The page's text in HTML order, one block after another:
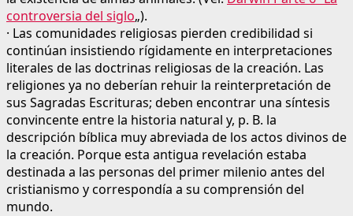
controversia del siglo„).
· Las comunidades religiosas pierden credibilidad si
continúan insistiendo rígidamente en interpretaciones
literales de las doctrinas religiosas de la creación. Las
religiones ya no deberían rehuir la reinterpretación de
sus Sagradas Escrituras; deben encontrar una síntesis
convincente entre la historia natural y, p. B. la
descripción bíblica muy abreviada de los actos divinos de
la creación. Porque esta antigua revelación estaba
destinada a las personas del primer milenio antes del
cristianismo y correspondía a su comprensión del
mundo.